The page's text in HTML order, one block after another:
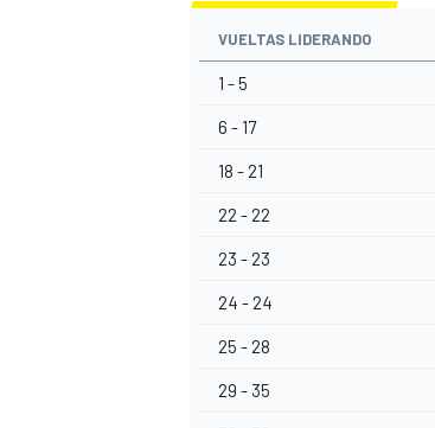
VUELTAS LIDERANDO
1 - 5
6 - 17
18 - 21
22 - 22
23 - 23
24 - 24
25 - 28
29 - 35